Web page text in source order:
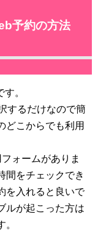
予約の方法
。
するだけなので簡
どこからでも利用
ォームがありま
間をチェックでき
を入れると良いで
ルが起こった方は